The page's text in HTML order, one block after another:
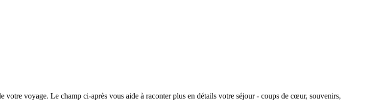
votre voyage. Le champ ci-après vous aide à raconter plus en détails votre séjour - coups de cœur, souvenirs,